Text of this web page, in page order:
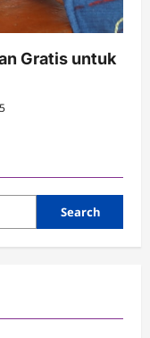
Gratis untuk
Search